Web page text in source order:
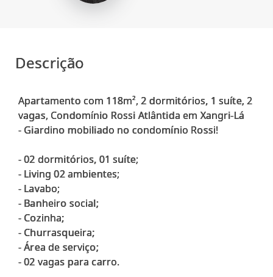
Descrição
Apartamento com 118m², 2 dormitórios, 1 suíte, 2
vagas, Condomínio Rossi Atlântida em Xangri-Lá
- Giardino mobiliado no condomínio Rossi!
- 02 dormitórios, 01 suíte;
- Living 02 ambientes;
- Lavabo;
- Banheiro social;
- Cozinha;
- Churrasqueira;
- Área de serviço;